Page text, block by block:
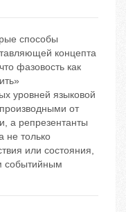
способы
концепта
фазовость как
уровней языковой
от
а репрезентанты
не только
или состояния,
событийным